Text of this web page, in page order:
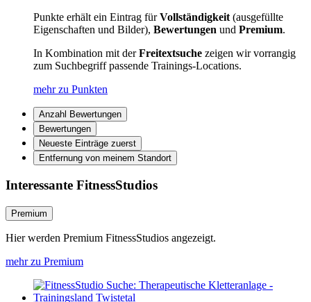
Punkte erhält ein Eintrag fürVollständigkeit (ausgefüllte
Eigenschaften und Bilder), Bewertungen und Premium.
In Kombination mit derFreitextsuche zeigen wir vorrangig
zum Suchbegriff passende Trainings-Locations.
mehr zu Punkten
Anzahl Bewertungen
Bewertungen
Neueste Einträge zuerst
Entfernung von meinem Standort
Interessante FitnessStudios
Premium
Hier werden Premium FitnessStudios angezeigt.
mehr zu Premium